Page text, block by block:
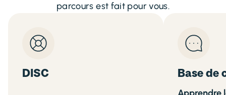
parcours est fait pour vous.
DISC Base de